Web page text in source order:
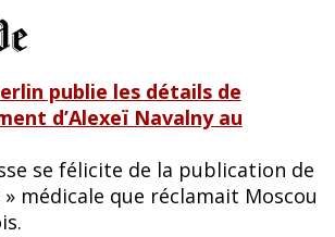
publie les détails de
d’Alexeï Navalny au
se félicite de la publication de
médicale que réclamait Moscou